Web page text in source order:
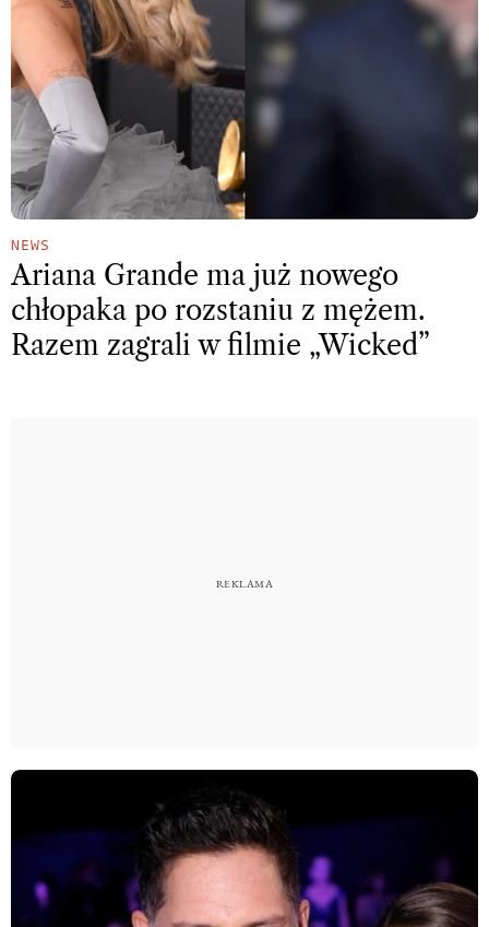
NEWS
Ariana Grande ma już nowego
chłopaka po rozstaniu z mężem.
Razem zagrali w filmie „Wicked”